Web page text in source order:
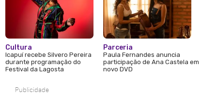
Cultura
Icapuí recebe Silvero Pereira
durante programação do
Festival da Lagosta
Parceria
Paula Fernandes anuncia
participação de Ana Castela em
novo DVD
Publicidade